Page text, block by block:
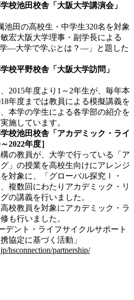
校池田校舎「大阪大学講演会」
田の高校生・中学生320名を対象
宏大阪大学理事・副学長による
学―大学で学ぶとは？―」と題した
校平野校舎「大阪大学訪問」
2015年度より1～2年生が、毎年本
年度までは教員による模擬講義を
本学の学生による各学部の紹介を
施しています。
校池田校舎「アカデミック・ライ
～2022年度］
の教員が、大学で行っている「ア
」の授業を高校生向けにアレンジ
対象に、「グローバル探究Ⅰ・
複数回にわたりアカデミック・リ
の講義を行いました。
校教員を対象にアカデミック・ラ
も行いました。
デント・ライフサイクルサポート
協定に基づく活動」
hsconnection/partnership/